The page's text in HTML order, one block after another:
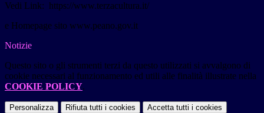
Vedi Link: https://www.terzacultura.it/
e Homepage sito www.peano.gov.it
Notizie
Questo sito o gli strumenti terzi da questo utilizzati si avvalgono di
cookie necessari al funzionamento ed utili alle finalità illustrate nella
COOKIE POLICY.
Personalizza Rifiuta tutti i cookies Accetta tutti i cookies